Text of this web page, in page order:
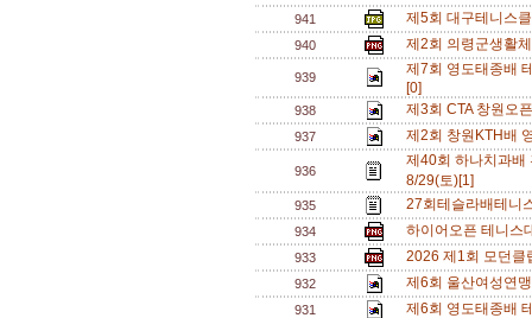
941 제5회 대구테니스
940 제2회 의령군생활
939
제7회 영도태종배
[0]
938 제3회 CTA 창원오
937 제2회 창원KTH배
936
제40회 하나치과배
8/29(토)[1]
935 27회테슬라배테니
934 하이어오픈 테니스
933 2026 제1회 모던
932 제6회 울산여성연
931 제6회 영도태종배